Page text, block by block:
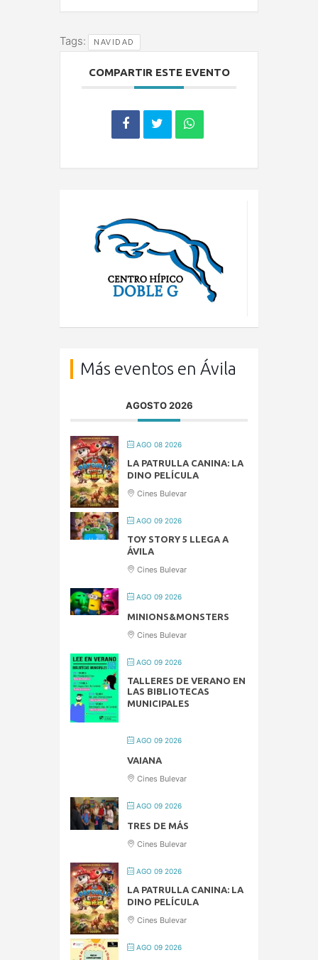
Tags: NAVIDAD
COMPARTIR ESTE EVENTO
Más eventos en Ávila
AGOSTO 2026
AGO 08 2026
LA PATRULLA CANINA: LA
DINO PELÍCULA
Cines Bulevar
AGO 09 2026
TOY STORY 5 LLEGA A
ÁVILA
Cines Bulevar
AGO 09 2026
MINIONS&MONSTERS
Cines Bulevar
AGO 09 2026
TALLERES DE VERANO EN
LAS BIBLIOTECAS
MUNICIPALES
AGO 09 2026
VAIANA
Cines Bulevar
AGO 09 2026
TRES DE MÁS
Cines Bulevar
AGO 09 2026
LA PATRULLA CANINA: LA
DINO PELÍCULA
Cines Bulevar
AGO 09 2026